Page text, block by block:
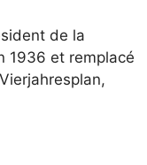
de la
1936 et remplacé